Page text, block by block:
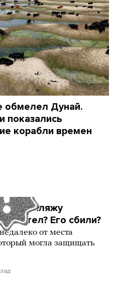
обмелел Дунай.
показались
корабли времен
по пляжу
летел? Его сбили?
от места
могла защищать